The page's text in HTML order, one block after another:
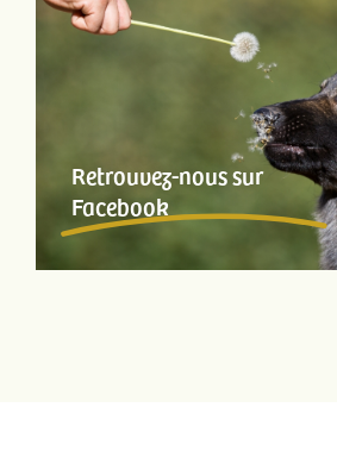
Retrouvez-nous sur
Facebook